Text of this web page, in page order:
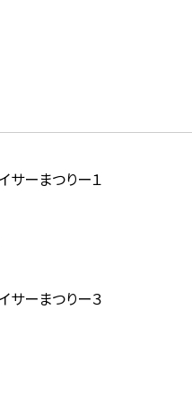
サーまつりー１
サーまつりー３